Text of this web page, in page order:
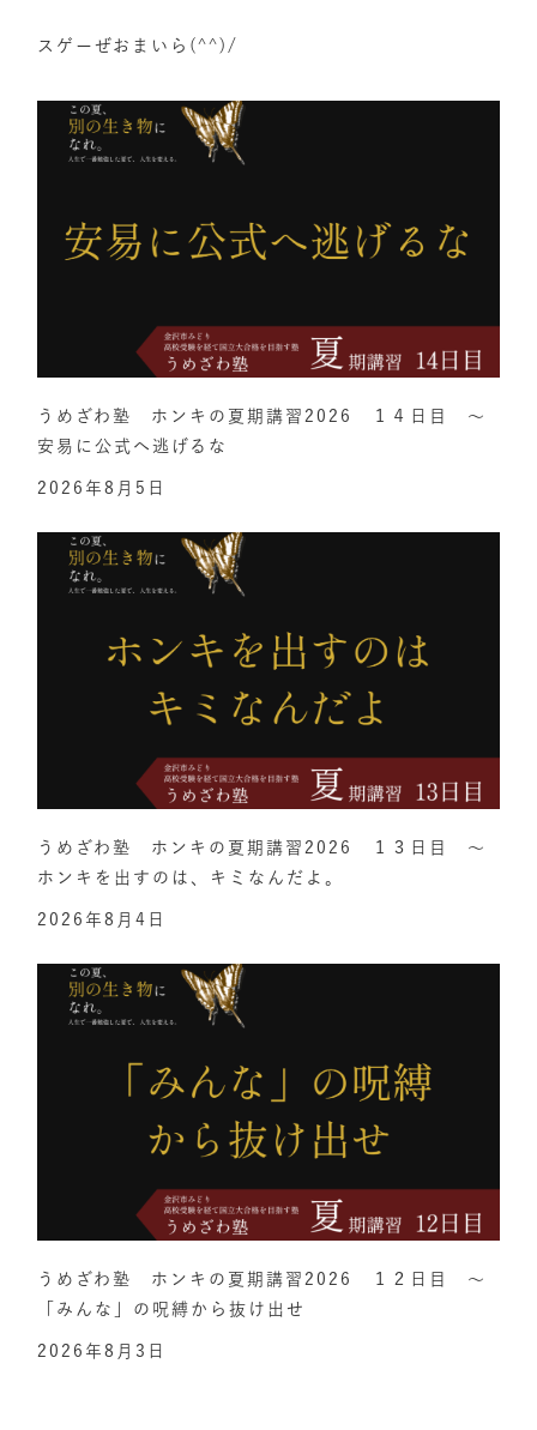
スゲーぜおまいら(^^)/
うめざわ塾 ホンキの夏期講習2026 １４日目 ～
安易に公式へ逃げるな
2026年8月5日
うめざわ塾 ホンキの夏期講習2026 １３日目 ～
ホンキを出すのは、キミなんだよ。
2026年8月4日
うめざわ塾 ホンキの夏期講習2026 １２日目 ～
「みんな」の呪縛から抜け出せ
2026年8月3日